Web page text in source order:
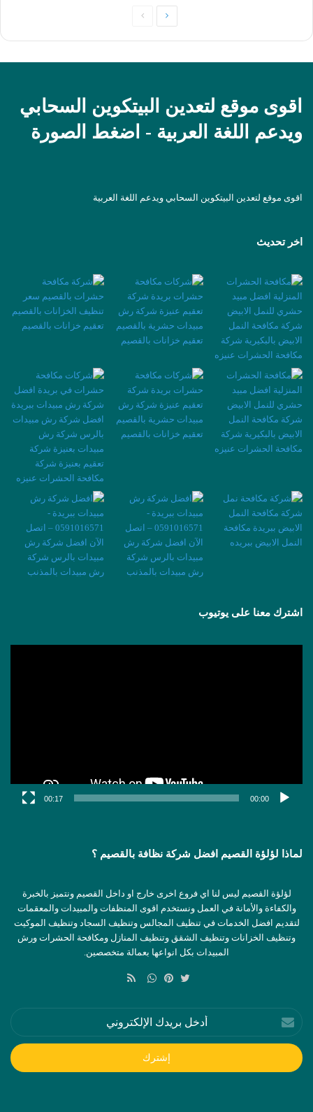
الصفحةالصفحة
اقوى موقع لتعدين البيتكوين السحابي
ويدعم اللغة العربية - اضغط الصورة
اقوى موقع لتعدين البيتكوين السحابي ويدعم اللغة العربية
اخر تحديث
اشترك معنا على يوتيوب
00:00
00:17
لماذا لؤلؤة القصيم افضل شركة نظافة بالقصيم ؟
لؤلؤة القصيم ليس لنا اي فروع اخرى خارج او داخل القصيم ونتميز بالخبرة
والكفاءة والأمانة في العمل ونستخدم اقوى المنظفات والمبيدات والمعقمات
لتقديم افضل الخدمات في تنظيف المجالس وتنظيف السجاد وتنظيف الموكيت
وتنظيف الخزانات وتنظيف الشقق وتنظيف المنازل ومكافحة الحشرات ورش
المبيدات بكل انواعها بعمالة متخصصين.
RSS
أدخل
بريدك
الإلكتروني